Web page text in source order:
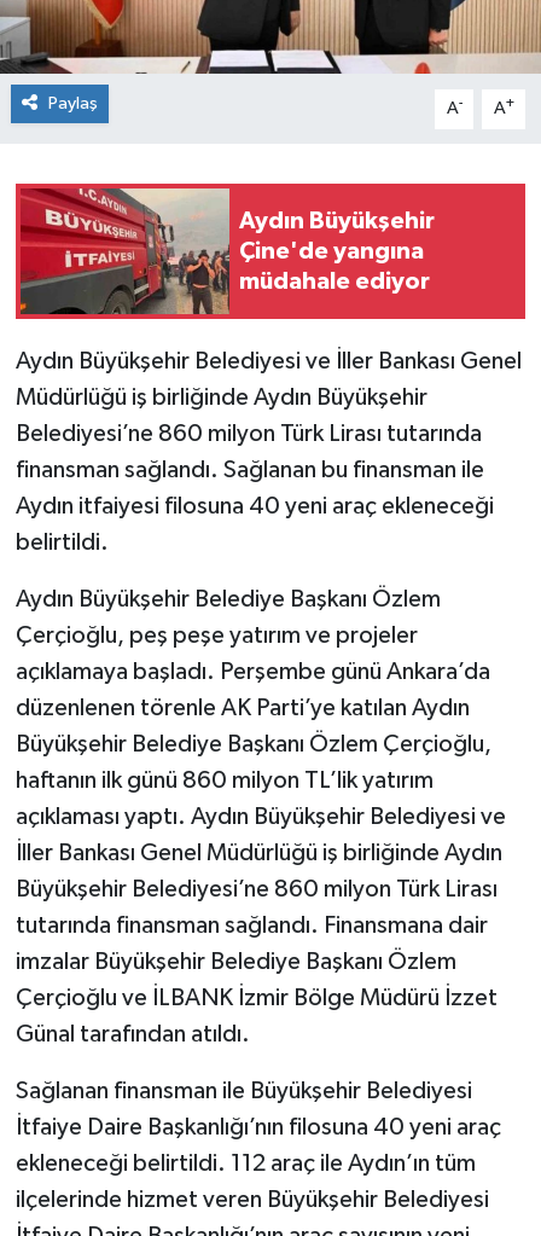
Paylaş A- A+
Aydın Büyükşehir
Çine'de yangına
müdahale ediyor
Aydın Büyükşehir Belediyesi ve İller Bankası Genel
Müdürlüğü iş birliğinde Aydın Büyükşehir
Belediyesi’ne 860 milyon Türk Lirası tutarında
finansman sağlandı. Sağlanan bu finansman ile
Aydın itfaiyesi filosuna 40 yeni araç ekleneceği
belirtildi.
Aydın Büyükşehir Belediye Başkanı Özlem
Çerçioğlu, peş peşe yatırım ve projeler
açıklamaya başladı. Perşembe günü Ankara’da
düzenlenen törenle AK Parti’ye katılan Aydın
Büyükşehir Belediye Başkanı Özlem Çerçioğlu,
haftanın ilk günü 860 milyon TL’lik yatırım
açıklaması yaptı. Aydın Büyükşehir Belediyesi ve
İller Bankası Genel Müdürlüğü iş birliğinde Aydın
Büyükşehir Belediyesi’ne 860 milyon Türk Lirası
tutarında finansman sağlandı. Finansmana dair
imzalar Büyükşehir Belediye Başkanı Özlem
Çerçioğlu ve İLBANK İzmir Bölge Müdürü İzzet
Günal tarafından atıldı.
Sağlanan finansman ile Büyükşehir Belediyesi
İtfaiye Daire Başkanlığı’nın filosuna 40 yeni araç
ekleneceği belirtildi. 112 araç ile Aydın’ın tüm
ilçelerinde hizmet veren Büyükşehir Belediyesi